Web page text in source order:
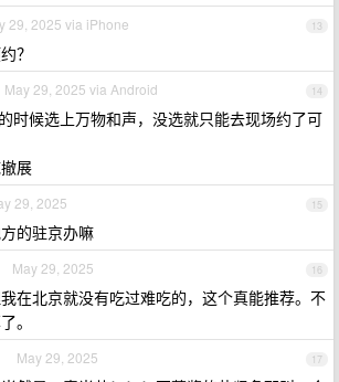
13
29, 2025 via iPhone
？
14
May 29, 2025 via Android
时候选上万物和声，没选就只能去现场约了可
展
15
29, 2025
的驻京办嘛
16
May 29, 2025
在北京就没有吃过难吃的，这个真能推荐。不
。
17
May 29, 2025